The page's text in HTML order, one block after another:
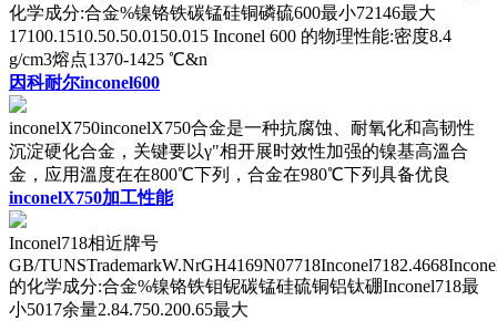
化学成分:合金%镍铬铁碳锰硅铜磷硫600最小72146最大
17100.1510.50.50.0150.015 Inconel 600 的物理性能:密度8.4
g/cm3熔点1370-1425 ℃&n
因科耐尔inconel600
inconelX750inconelX750合金是一种抗腐蚀、耐氧化和高韧性
沉淀硬化合金，关键要以γ"相开展时效性加强的镍基高溫合
金，应用溫度在在800℃下列，合金在980℃下列具备优良
inconelX750加工性能
Inconel718相近牌号
GB/
的化学成分:合金%镍铬铁钼铌碳锰硅硫铜铝钛硼Inconel718最
小5017余量2.84.750.200.65最大